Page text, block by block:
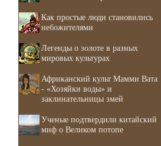
Как простые люди становились
небожителями
Легенды о золоте в разных
мировых культурах
Африканский культ Мамми Вата
- «Хозяйки воды» и
заклинательницы змей
Ученые подтвердили китайский
миф о Великом потопе